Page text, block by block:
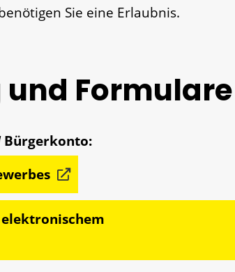
Sie eine Erlaubnis.
Formulare